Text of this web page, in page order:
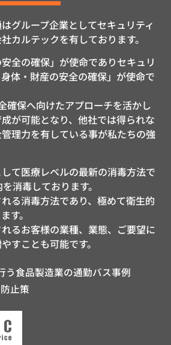
グループ企業としてセキュリティ
カルテックを有しております。
全の確保」が使命でありセキュリ
体・財産の安全の確保」が使命で
確保へ向けたアプローチを活かし
が可能となり、他社では得られな
理力を有している事が私たちの強
て医療レベルの最新の消毒方法で
消毒しております。
る消毒方法であり、極めて衛生的
す。
るお客様の業種、業態、ご要望に
すことも可能です。
う食品製造業の通勤バス事例
止策